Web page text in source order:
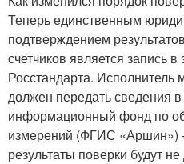
Теперь единственным
подтверждением
счетчиков является запись
Росстандарта. Исполнитель
должен передать сведения
информационный фонд по
измерений (ФГИС «Аршин»)
результаты поверки будут